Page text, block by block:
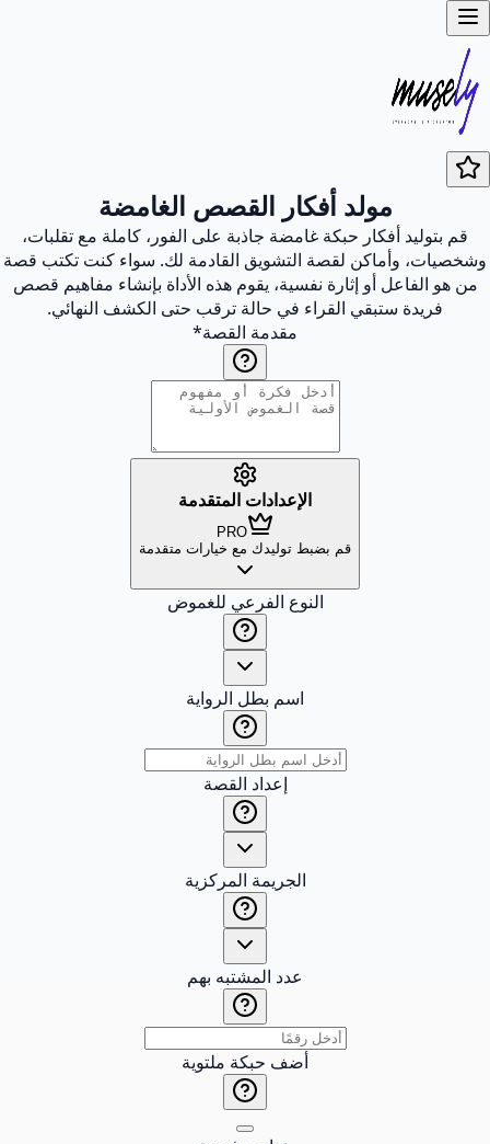
مولد أفكار القصص الغامضة
قم بتوليد أفكار حبكة غامضة جاذبة على الفور، كاملة مع تقلبات،
وشخصيات، وأماكن لقصة التشويق القادمة لك. سواء كنت تكتب قصة
من هو الفاعل أو إثارة نفسية، يقوم هذه الأداة بإنشاء مفاهيم قصص
فريدة ستبقي القراء في حالة ترقب حتى الكشف النهائي.
مقدمة القصة*
الإعدادات المتقدمة
PRO
قم بضبط توليدك مع خيارات متقدمة
النوع الفرعي للغموض
اسم بطل الرواية
إعداد القصة
الجريمة المركزية
عدد المشتبه بهم
أضف حبكة ملتوية